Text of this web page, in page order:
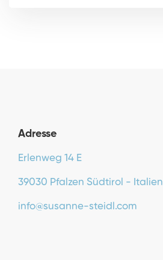
Adresse
Erlenweg 14 E
39030 Pfalzen Südtirol - Italien
info@susanne-steidl.com